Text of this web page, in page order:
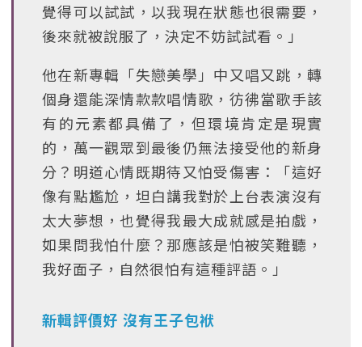
覺得可以試試，以我現在狀態也很需要，
後來就被說服了，決定不妨試試看。」
他在新專輯「失戀美學」中又唱又跳，轉
個身還能深情款款唱情歌，彷彿當歌手該
有的元素都具備了，但環境肯定是現實
的，萬一觀眾到最後仍無法接受他的新身
分？明道心情既期待又怕受傷害：「這好
像有點尷尬，坦白講我對於上台表演沒有
太大夢想，也覺得我最大成就感是拍戲，
如果問我怕什麼？那應該是怕被笑難聽，
我好面子，自然很怕有這種評語。」
新輯評價好 沒有王子包袱